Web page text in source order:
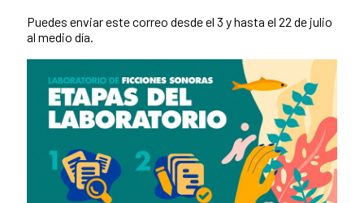
Puedes enviar este correo desde el 3 y hasta el 22 de julio
al medio día.